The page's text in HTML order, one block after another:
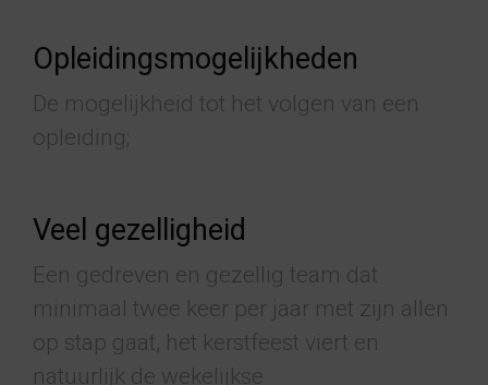
Opleidingsmogelijkheden
De mogelijkheid tot het volgen van een
opleiding;
Veel gezelligheid
Een gedreven en gezellig team dat
minimaal twee keer per jaar met zijn allen
op stap gaat, het kerstfeest viert en
natuurlijk de wekelijkse